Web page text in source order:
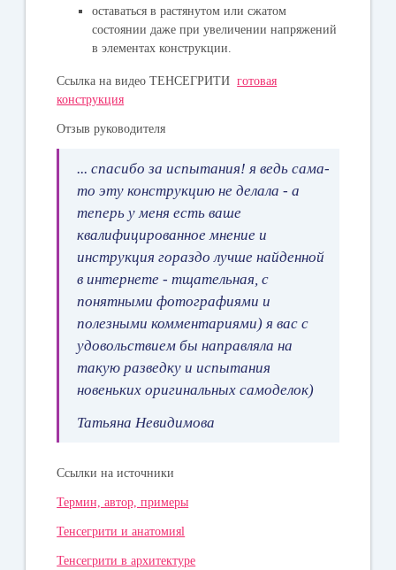
оставаться в растянутом или сжатом
состоянии даже при увеличении напряжений
в элементах конструкции.
Ссылка на видео ТЕНСЕГРИТИготовая
конструкция
Отзыв руководителя
... спасибо за испытания! я ведь сама-
то эту конструкцию не делала - а
теперь у меня есть ваше
квалифицированное мнение и
инструкция гораздо лучше найденной
в интернете - тщательная, с
понятными фотографиями и
полезными комментариями) я вас с
удовольствием бы направляла на
такую разведку и испытания
новеньких оригинальных самоделок)
Татьяна Невидимова
Ссылки на источники
Термин, автор, примеры
Тенсегрити и анатомияl
Тенсегрити в архитектуре